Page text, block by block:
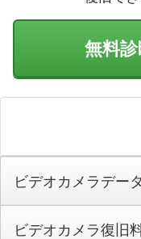
無料
ビデオカメラデー
ビデオカメラ復旧